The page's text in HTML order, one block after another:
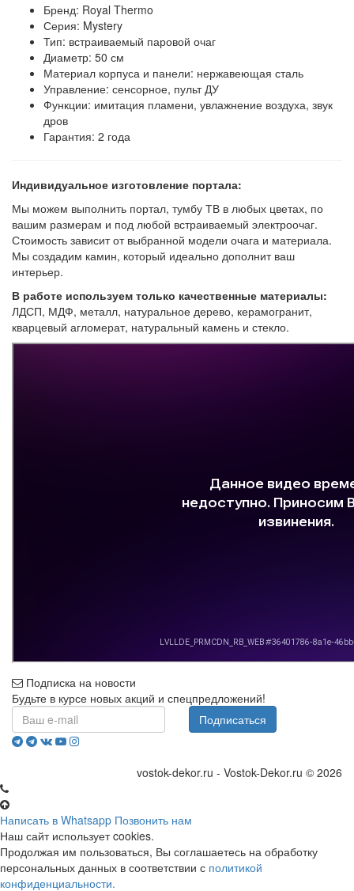
Бренд: Royal Thermo
Серия: Mystery
Тип: встраиваемый паровой очаг
Диаметр: 50 см
Материал корпуса и панели: нержавеющая сталь
Управление: сенсорное, пульт ДУ
Функции: имитация пламени, увлажнение воздуха, звук
дров
Гарантия: 2 года
Индивидуальное изготовление портала:
Мы можем выполнить портал, тумбу ТВ в любых цветах, по
вашим размерам и под любой встраиваемый электроочаг.
Стоимость зависит от выбранной модели очага и материала.
Мы создадим камин, который идеально дополнит ваш
интерьер.
В работе используем только качественные материалы:
ЛДСП, МДФ, металл, натуральное дерево, керамогранит,
кварцевый агломерат, натуральный камень и стекло.
Подписка на новости
Будьте в курсе новых акций и спецпредложений!
Подписаться
vostok-dekor.ru - Vostok-Dekor.ru © 2026
Написать в Whatsapp Позвонить нам
Наш сайт использует cookies.
Продолжая им пользоваться, Вы соглашаетесь на обработку
персональных данных в соответствии с политикой
конфиденциальности.